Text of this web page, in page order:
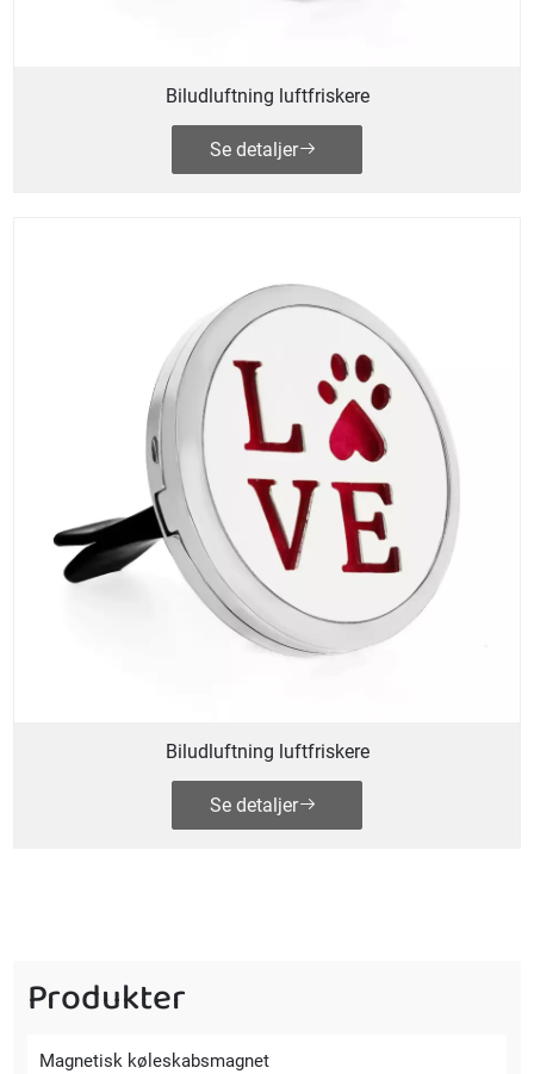
Biludluftning luftfriskere
Se detaljer
Biludluftning luftfriskere
Se detaljer
Produkter
Magnetisk køleskabsmagnet